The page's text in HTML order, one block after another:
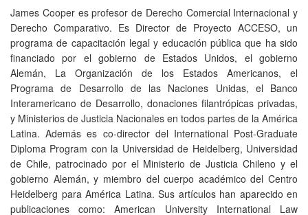
James Cooper es profesor de Derecho Comercial Internacional y
Derecho Comparativo. Es Director de Proyecto ACCESO, un
programa de capacitación legal y educación pública que ha sido
financiado por el gobierno de Estados Unidos, el gobierno
Alemán, La Organización de los Estados Americanos, el
Programa de Desarrollo de las Naciones Unidas, el Banco
Interamericano de Desarrollo, donaciones filantrópicas privadas,
y Ministerios de Justicia Nacionales en todos partes de la América
Latina. Además es co-director del International Post-Graduate
Diploma Program con la Universidad de Heidelberg, Universidad
de Chile, patrocinado por el Ministerio de Justicia Chileno y el
gobierno Alemán, y miembro del cuerpo académico del Centro
Heidelberg para América Latina. Sus artículos han aparecido en
publicaciones como: American University International Law